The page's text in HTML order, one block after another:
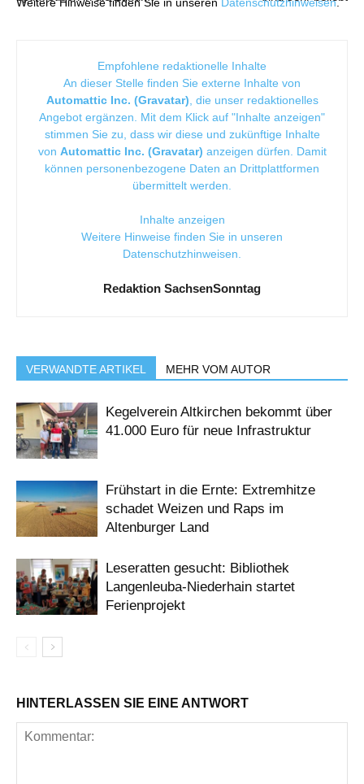
Weitere Hinweise finden Sie in unseren Datenschutzhinweisen.
Empfohlene redaktionelle Inhalte
An dieser Stelle finden Sie externe Inhalte von
Automattic Inc. (Gravatar), die unser redaktionelles
Angebot ergänzen. Mit dem Klick auf "Inhalte anzeigen"
stimmen Sie zu, dass wir diese und zukünftige Inhalte
von Automattic Inc. (Gravatar) anzeigen dürfen. Damit
können personenbezogene Daten an Drittplattformen
übermittelt werden.
Inhalte anzeigen
Weitere Hinweise finden Sie in unseren
Datenschutzhinweisen.
Redaktion SachsenSonntag
VERWANDTE ARTIKEL MEHR VOM AUTOR
Kegelverein Altkirchen bekommt über
41.000 Euro für neue Infrastruktur
Frühstart in die Ernte: Extremhitze
schadet Weizen und Raps im
Altenburger Land
Leseratten gesucht: Bibliothek
Langenleuba-Niederhain startet
Ferienprojekt
HINTERLASSEN SIE EINE ANTWORT